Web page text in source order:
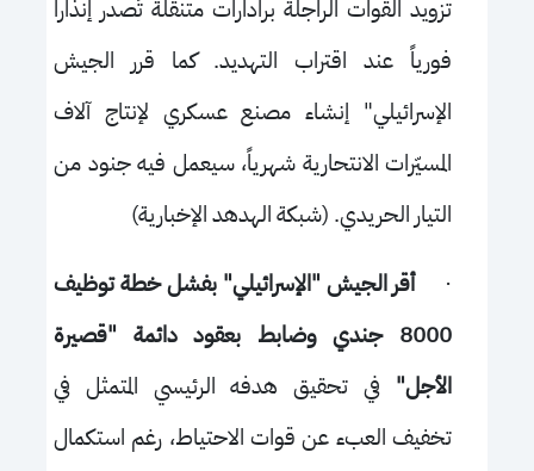
تزويد القوات الراجلة برادارات متنقلة تُصدر إنذاراً
فورياً عند اقتراب التهديد. كما قرر الجيش
الإسرائيلي" إنشاء مصنع عسكري لإنتاج آلاف
المسيّرات الانتحارية شهرياً، سيعمل فيه جنود من
التيار الحريدي. (شبكة الهدهد الإخبارية)
·أقر الجيش "الإسرائيلي" بفشل خطة توظيف
8000 جندي وضابط بعقود دائمة "قصيرة
الأجل" في تحقيق هدفه الرئيسي المتمثل في
تخفيف العبء عن قوات الاحتياط، رغم استكمال